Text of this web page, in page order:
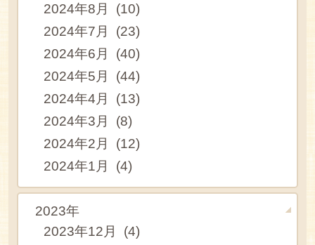
2024年8月 (10)
2024年7月 (23)
2024年6月 (40)
2024年5月 (44)
2024年4月 (13)
2024年3月 (8)
2024年2月 (12)
2024年1月 (4)
2023年
2023年12月 (4)